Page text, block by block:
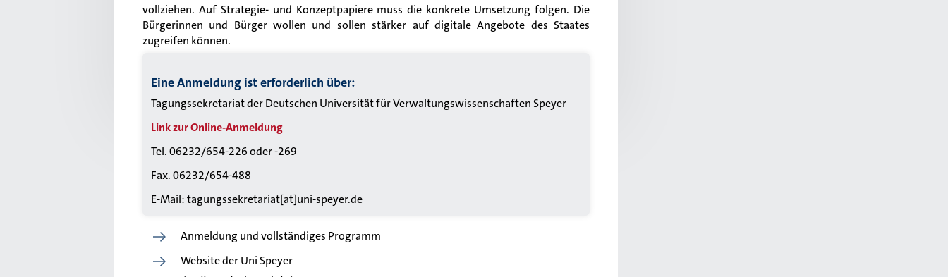
vollziehen. Auf Strategie- und Konzeptpapiere muss die konkrete Umsetzung folgen. Die
Bürgerinnen und Bürger wollen und sollen stärker auf digitale Angebote des Staates
zugreifen können.
Eine Anmeldung ist erforderlich über:
Tagungssekretariat der Deutschen Universität für Verwaltungswissenschaften Speyer
Link zur Online-Anmeldung
Tel. 06232/654-226 oder -269
Fax. 06232/654-488
E-Mail: tagungssekretariat[at]uni-speyer.de
Anmeldung und vollständiges Programm
Website der Uni Speyer